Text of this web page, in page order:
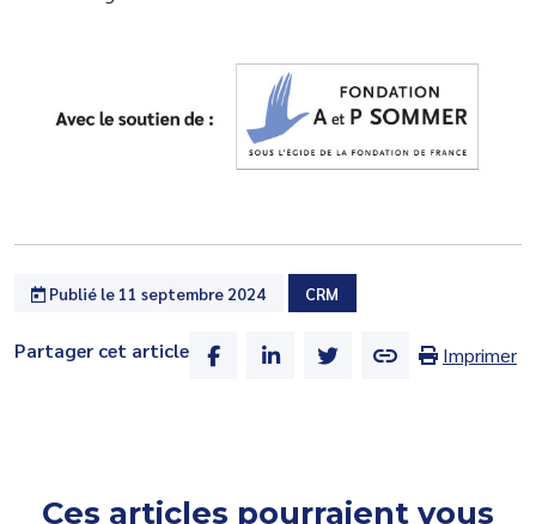
Publié le 11 septembre 2024 CRM
Partager cet article Imprimer
Ces articles pourraient vous